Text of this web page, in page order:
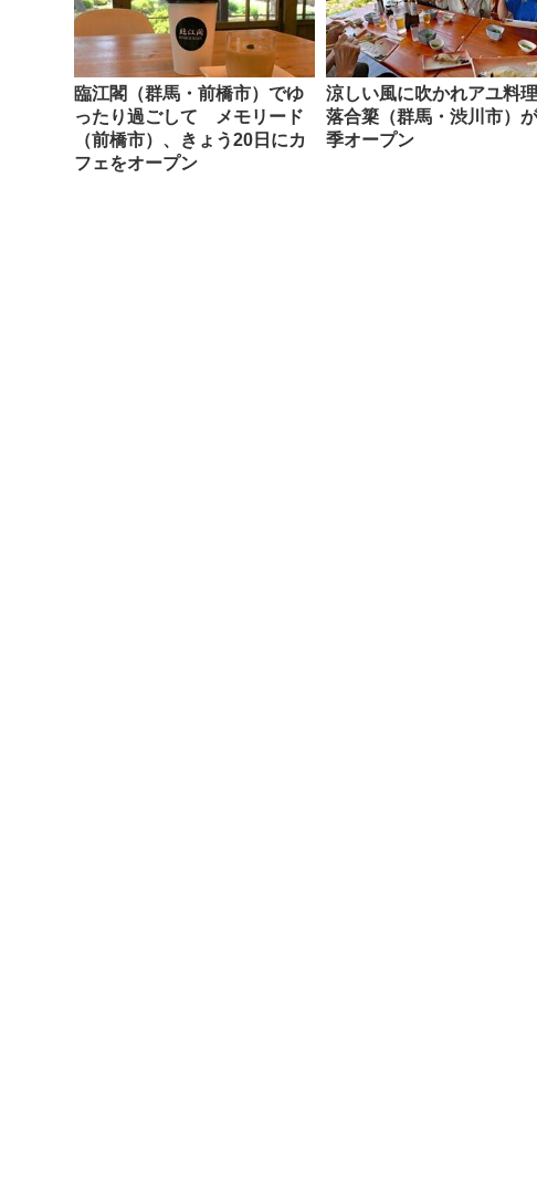
臨江閣（群馬・前橋市）でゆ
ったり過ごして メモリード
（前橋市）、きょう20日にカ
フェをオープン
涼しい風に吹かれアユ料
落合簗（群馬・渋川市）
季オープン